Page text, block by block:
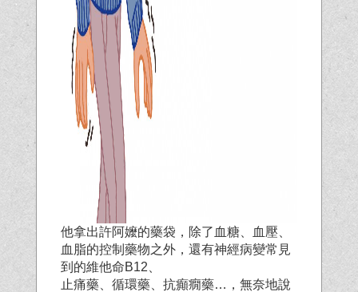
他拿出許阿嬤的藥袋，除了血糖、血壓、
血脂的控制藥物之外，還有神經病變常見
到的維他命B12、
止痛藥、循環藥、抗癲癇藥…，無奈地說